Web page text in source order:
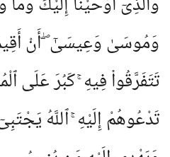
وَمُوسَىٰ وَعِيسَىٰٓ ۖ أَنْ
تَتَفَرَّقُوا۟ فِيهِ ۚ كَبُرَ عَلَى
تَدْعُوهُمْ إِلَيْهِ ۚ ٱللَّهُ